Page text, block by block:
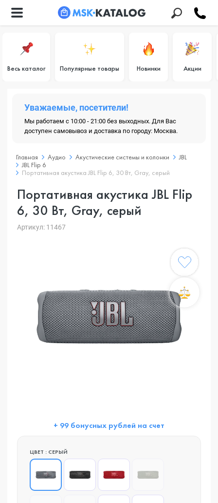
Весь каталог Популярные товары Новинки Акции
Уважаемые, посетители!
Мы работаем с 10:00 - 21:00 без выходных. Для Вас
доступен самовывоз и доставка по городу: Москва.
Главная Аудио Акустические системы и колонки
JBL
JBL Flip 6
Портативная акустика JBL Flip 6, 30 Вт, Gray, серый
Портативная акустика JBL Flip
6, 30 Вт, Gray, серый
Артикул: 11467
+ 99 бонусных рублей на счет
ЦВЕТ : СЕРЫЙ